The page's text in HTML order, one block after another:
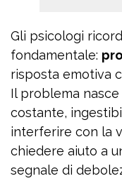
Gli psicologi
fondamentale:
risposta emotiva
Il problema
costante,
interferire con la
chiedere aiuto a
segnale di